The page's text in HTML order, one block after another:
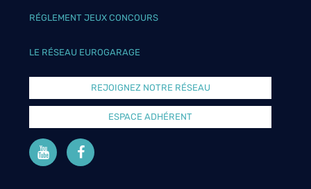
RÉGLEMENT JEUX CONCOURS
LE RÉSEAU EUROGARAGE
REJOIGNEZ NOTRE RÉSEAU
ESPACE ADHÉRENT